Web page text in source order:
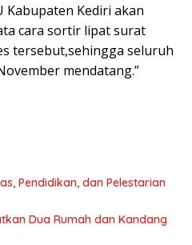
Kabupaten Kediri akan
cara sortir lipat surat
tersebut,sehingga seluruh
mendatang.”
Pendidikan, dan Pelestarian
Dua Rumah dan Kandang